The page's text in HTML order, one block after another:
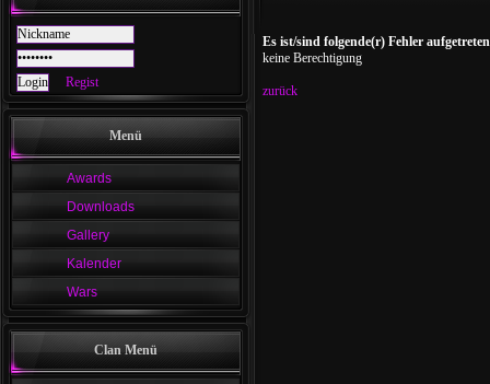
Regist
Menü
Awards
Downloads
Gallery
Kalender
Wars
Clan Menü
Es ist/sind folgende(r) Fehler aufgetreten
keine Berechtigung
zurück